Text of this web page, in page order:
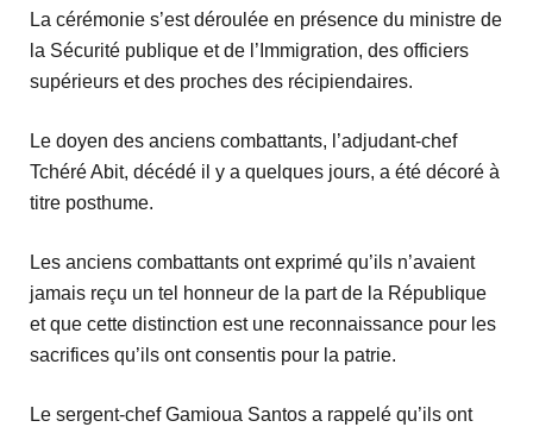
La cérémonie s’est déroulée en présence du ministre de
la Sécurité publique et de l’Immigration, des officiers
supérieurs et des proches des récipiendaires.
Le doyen des anciens combattants, l’adjudant-chef
Tchéré Abit, décédé il y a quelques jours, a été décoré à
titre posthume.
Les anciens combattants ont exprimé qu’ils n’avaient
jamais reçu un tel honneur de la part de la République
et que cette distinction est une reconnaissance pour les
sacrifices qu’ils ont consentis pour la patrie.
Le sergent-chef Gamioua Santos a rappelé qu’ils ont